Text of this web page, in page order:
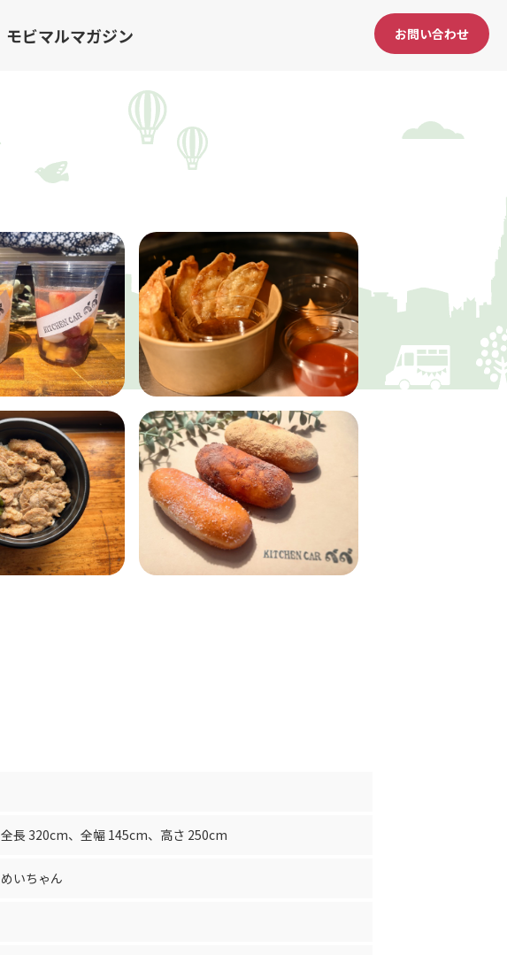
モビマルマガジン お問い合わせ
全長 320cm、 全幅 145cm、 高さ 250cm
めいちゃん